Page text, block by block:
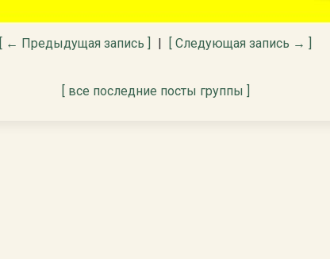
[ ← Предыдущая запись ] | [ Следующая запись → ]
[ все последние посты группы ]